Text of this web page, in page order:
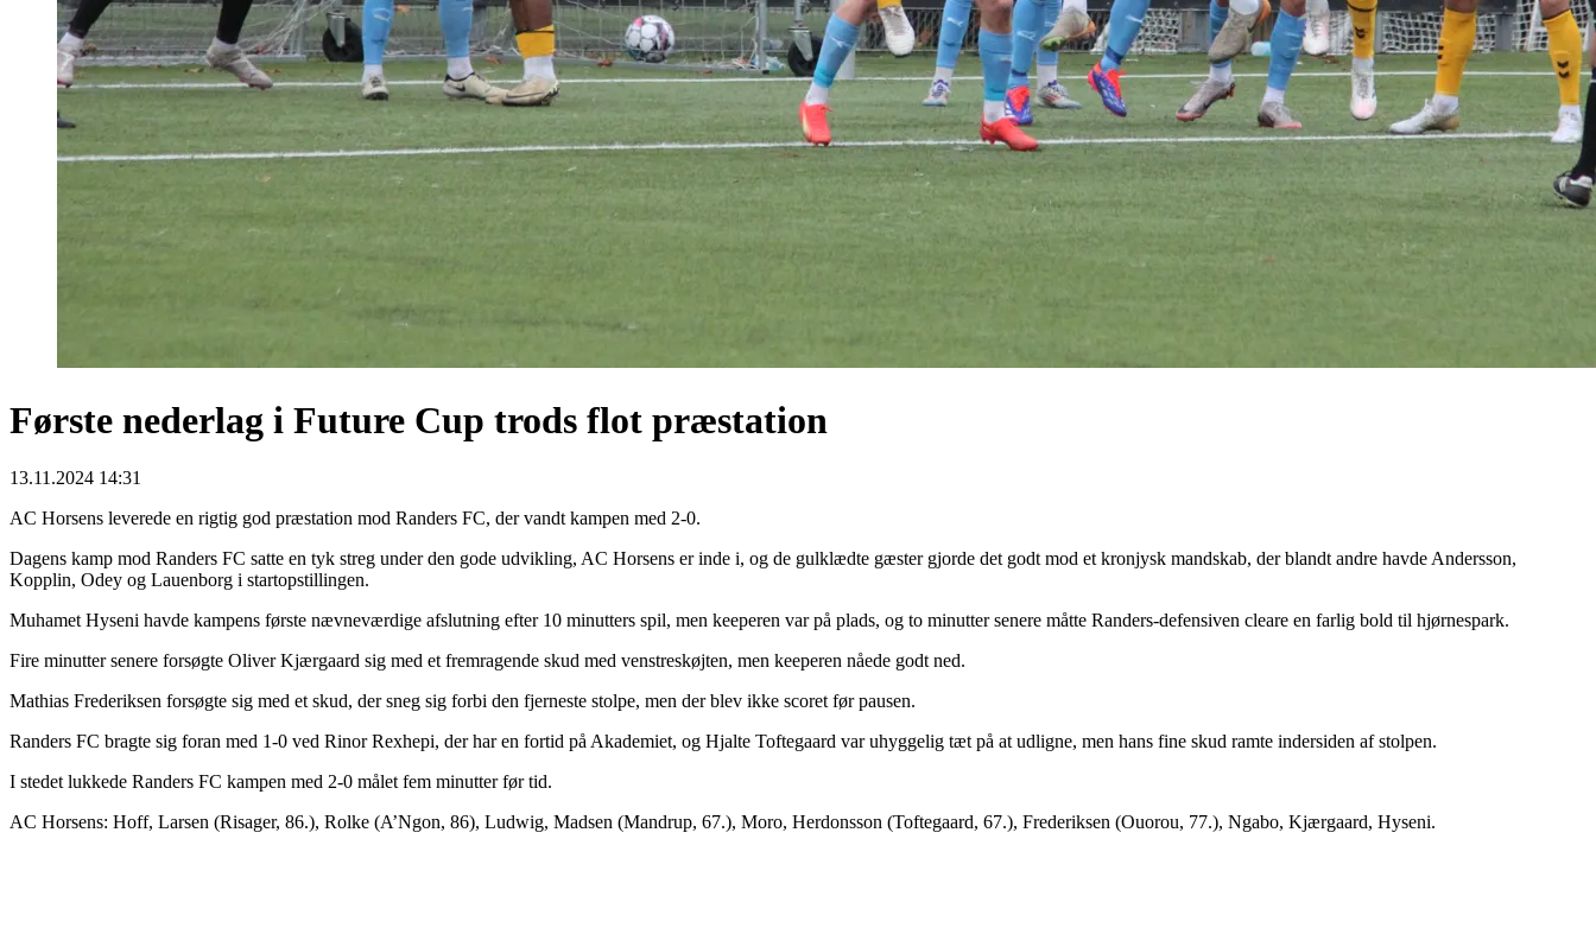
Første nederlag i Future Cup trods flot præstation
13.11.2024 14:31
AC Horsens leverede en rigtig god præstation mod Randers FC, der vandt kampen med 2-0.
Dagens kamp mod Randers FC satte en tyk streg under den gode udvikling, AC Horsens er inde i, og de gulklædte gæster gjorde det godt mod et kronjysk mandskab, der blandt andre havde Andersson,
Kopplin, Odey og Lauenborg i startopstillingen.
Muhamet Hyseni havde kampens første nævneværdige afslutning efter 10 minutters spil, men keeperen var på plads, og to minutter senere måtte Randers-defensiven cleare en farlig bold til hjørnespark.
Fire minutter senere forsøgte Oliver Kjærgaard sig med et fremragende skud med venstreskøjten, men keeperen nåede godt ned.
Mathias Frederiksen forsøgte sig med et skud, der sneg sig forbi den fjerneste stolpe, men der blev ikke scoret før pausen.
Randers FC bragte sig foran med 1-0 ved Rinor Rexhepi, der har en fortid på Akademiet, og Hjalte Toftegaard var uhyggelig tæt på at udligne, men hans fine skud ramte indersiden af stolpen.
I stedet lukkede Randers FC kampen med 2-0 målet fem minutter før tid.
AC Horsens: Hoff, Larsen (Risager, 86.), Rolke (A’Ngon, 86), Ludwig, Madsen (Mandrup, 67.), Moro, Herdonsson (Toftegaard, 67.), Frederiksen (Ouorou, 77.), Ngabo, Kjærgaard, Hyseni.